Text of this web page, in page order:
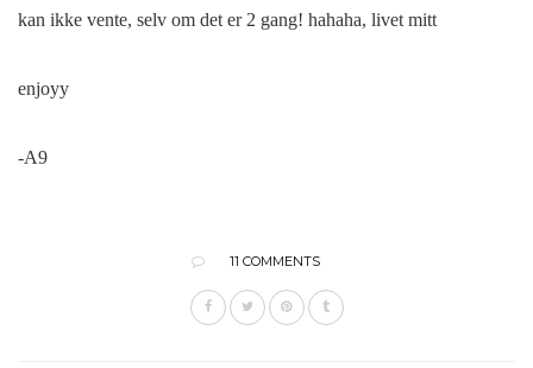
kan ikke vente, selv om det er 2 gang! hahaha, livet mitt
enjoyy
-A9
11 COMMENTS